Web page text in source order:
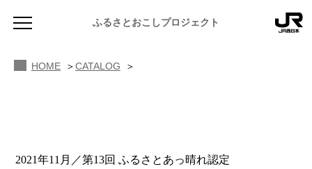
ふるさとおこしプロジェクト
HOME CATALOG
2021年11月／第13回 ふるさとあっ晴れ認定